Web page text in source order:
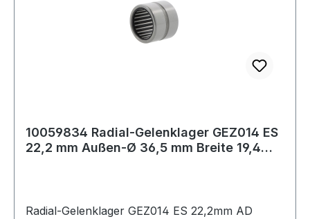
10059834 Radial-Gelenklager GEZ014 ES
22,2 mm Außen-Ø 36,5 mm Breite 19,4
Radial-Gelenklager GEZ014 ES 22,2mm AD